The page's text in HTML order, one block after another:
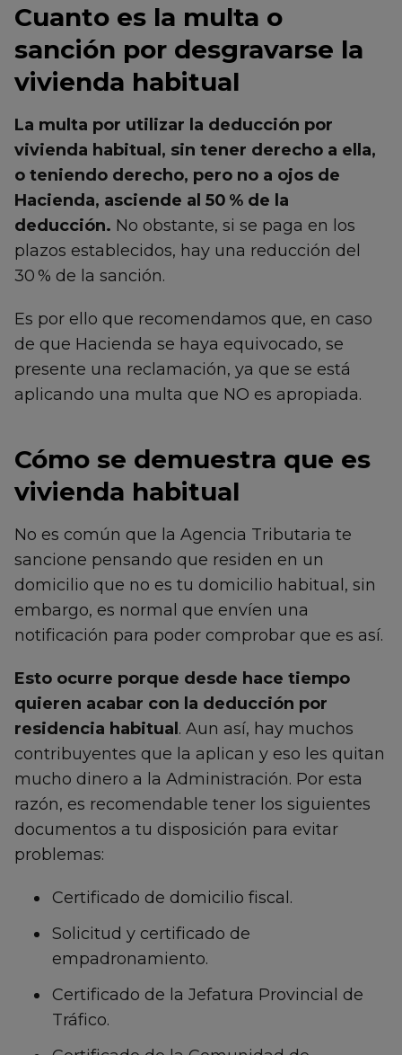
Cuanto es la multa o
sanción por desgravarse la
vivienda habitual
La multa por utilizar la deducción por
vivienda habitual, sin tener derecho a ella,
o teniendo derecho, pero no a ojos de
Hacienda, asciende al 50 % de la
deducción. No obstante, si se paga en los
plazos establecidos, hay una reducción del
30 % de la sanción.
Es por ello que recomendamos que, en caso
de que Hacienda se haya equivocado, se
presente una reclamación, ya que se está
aplicando una multa que NO es apropiada.
Cómo se demuestra que es
vivienda habitual
No es común que la Agencia Tributaria te
sancione pensando que residen en un
domicilio que no es tu domicilio habitual, sin
embargo, es normal que envíen una
notificación para poder comprobar que es así.
Esto ocurre porque desde hace tiempo
quieren acabar con la deducción por
residencia habitual. Aun así, hay muchos
contribuyentes que la aplican y eso les quitan
mucho dinero a la Administración. Por esta
razón, es recomendable tener los siguientes
documentos a tu disposición para evitar
problemas:
Certificado de domicilio fiscal.
Solicitud y certificado de
empadronamiento.
Certificado de la Jefatura Provincial de
Tráfico.